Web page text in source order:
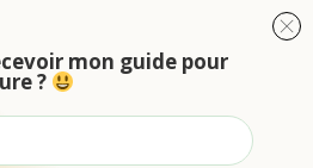
mon guide pour
?